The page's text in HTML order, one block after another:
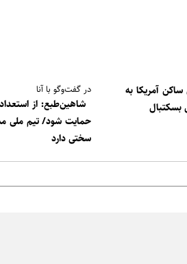
ساکن آمریکا به
بسکتبال
در گفت‌وگو با آنا
شاهین‌طبع: از
حمایت شود/ تیم ملی
سختی دارد